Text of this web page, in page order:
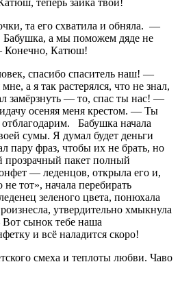
та его схватила и обняла. —
а мы поможем дяде не
Катюш!
спасибо спаситель наш! —
а я так растерялся, что не знал,
замёрзнуть — то, спас ты нас! —
осеняя меня крестом. — Ты
Бабушка начала
сумы. Я думал будет деньги
пару фраз, чтобы их не брать, но
прозрачный пакет полный
— леденцов, открыла его и,
тот», начала перебирать
зеленого цвета, понюхала
утвердительно хмыкнула
сынок тебе наша
и всё наладится скоро!
смеха и теплоты любви. Чаво